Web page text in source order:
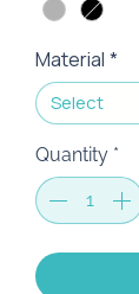
Material *
Quantity *